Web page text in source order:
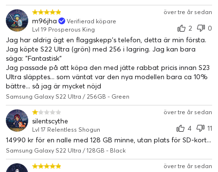
över tre år sedan
m96jha
Verifierad köpare
Lvl 19 Prosperous King
2
0
Jag har aldrig ägt en flaggskepp's telefon, detta är min första.
Jag köpte S22 Ultra (grön) med 256 i lagring. Jag kan bara
säga: "Fantastisk"
Jag passade på att köpa den med jätte rabbat pricis innan S23
Ultra släpptes... som väntat var den nya modellen bara ca 10%
bättre... så jag är mycket nöjd
Samsung Galaxy S22 Ultra / 256GB - Green
över tre år sedan
silentscythe
Lvl 17 Relentless Shogun 4
11
14990 kr för en nalle med 128 GB minne, utan plats för SD-kort...
Samsung Galaxy S22 Ultra / 128GB - Black
över tre år sedan